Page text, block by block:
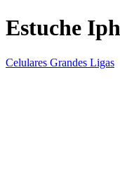
Estuche
Celulares Grandes Ligas